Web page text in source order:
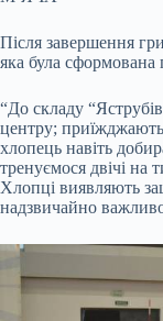
Після завершення
яка була сформована
“До складу
центру; приїжджають
хлопець навіть
тренуємося двічі
Хлопці виявляють
надзвичайно